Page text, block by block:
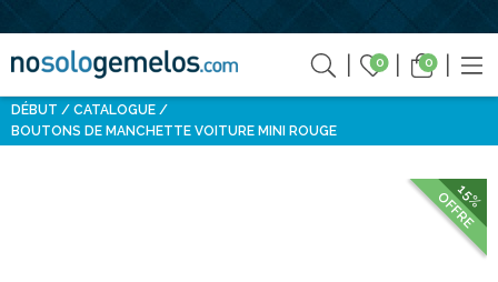
0 0
DÉBUT
CATALOGUE
BOUTONS DE MANCHETTE VOITURE MINI ROUGE
15%
OFFRE